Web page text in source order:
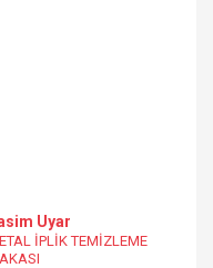
Uyar
İPLİK TEMİZLEME